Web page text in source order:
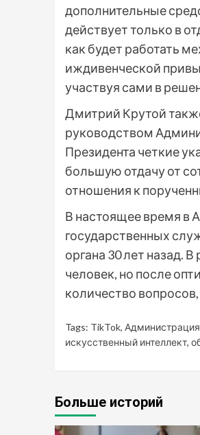
дополнительные
действует только в
как будет работать
иждивенческой
участвуя сами в
Дмитрий Крутой
руководством
Президента четкие
большую отдачу от
отношения к
В настоящее время в
государственных
органа 30 лет назад.
человек, но после
количество
Tags: TikTok,
искусственный интеллект,
Больше историй